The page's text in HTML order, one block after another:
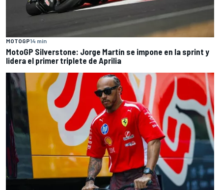
MOTOGP14 min
MotoGP Silverstone: Jorge Martín se impone en la sprint y
lidera el primer triplete de Aprilia